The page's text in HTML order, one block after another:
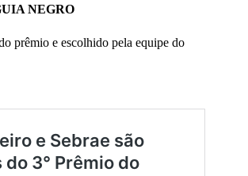
NEGRO
prêmio e escolhido pela equipe do